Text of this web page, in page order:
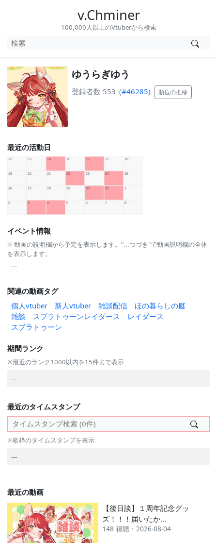
v.Chminer
100,000人以上のVtuberから検索
ゆうらぎゆう
登録者数 553 (#46285) 順位の推移
最近の活動日
イベント情報
※ 動画の説明欄から予定を表示します。"...つづき"で動画説明欄の全体
を表示します。
---
関連の動画タグ
個人vtuber
新人vtuber 雑談配信
ほの暮らしの庭
雑談
スプラトゥーンレイダース
レイダース
スプラトゥーン
期間ランク
※最近のランク1000以内を15件まで表示
---
最近のタイムスタンプ
※歌枠のタイムスタンプを表示
---
最近の動画
【後日談】１周年記念グッ
ズ！！！届いたか
な！？！？！？お話きかせて
148 視聴・2026-08-04